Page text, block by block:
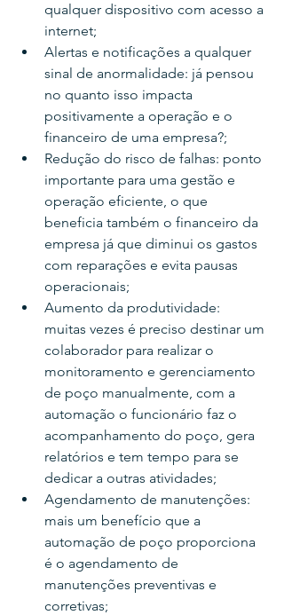
qualquer dispositivo com acesso a
internet;
Alertas e notificações a qualquer
sinal de anormalidade: já pensou
no quanto isso impacta
positivamente a operação e o
financeiro de uma empresa?;
Redução do risco de falhas: ponto
importante para uma gestão e
operação eficiente, o que
beneficia também o financeiro da
empresa já que diminui os gastos
com reparações e evita pausas
operacionais;
Aumento da produtividade:
muitas vezes é preciso destinar um
colaborador para realizar o
monitoramento e gerenciamento
de poço manualmente, com a
automação o funcionário faz o
acompanhamento do poço, gera
relatórios e tem tempo para se
dedicar a outras atividades;
Agendamento de manutenções:
mais um benefício que a
automação de poço proporciona
é o agendamento de
manutenções preventivas e
corretivas;